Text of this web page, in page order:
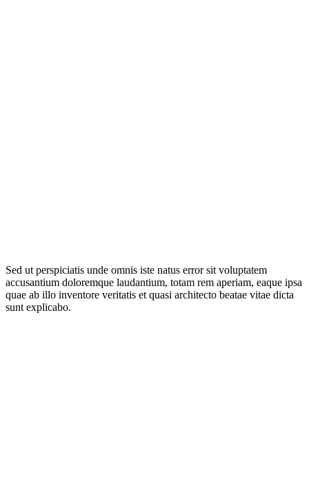
Sed ut perspiciatis unde omnis iste natus error sit voluptatem
accusantium doloremque laudantium, totam rem aperiam, eaque ipsa
quae ab illo inventore veritatis et quasi architecto beatae vitae dicta
sunt explicabo.